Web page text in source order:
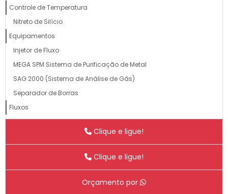
Controle de Temperatura
Nitreto de Silício
Equipamentos
Injetor de Fluxo
MEGA SPM Sistema de Purificação de Metal
SAG 2000 (Sistema de Análise de Gás)
Separador de Borras
Fluxos
Flux Pó
Clique e ligue!
Clique e ligue!
Orçamento por